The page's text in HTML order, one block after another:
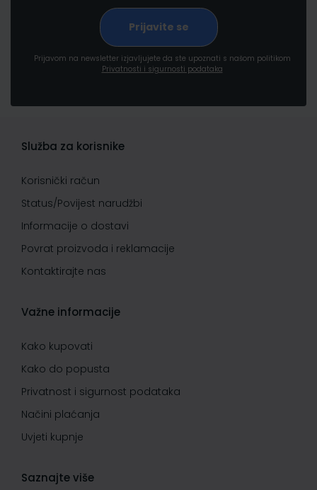
Prijavom na newsletter izjavljujete da ste upoznati s našom politikom
Privatnosti i sigurnosti podataka
Služba za korisnike
Korisnički račun
Status/Povijest narudžbi
Informacije o dostavi
Povrat proizvoda i reklamacije
Kontaktirajte nas
Važne informacije
Kako kupovati
Kako do popusta
Privatnost i sigurnost podataka
Načini plaćanja
Uvjeti kupnje
Saznajte više